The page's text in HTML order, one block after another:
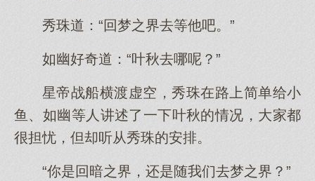
秀珠道：“回梦之界去等他吧。”
如幽好奇道：“叶秋去哪呢？”
星帝战船横渡虚空，秀珠在路上简单给小
鱼、如幽等人讲述了一下叶秋的情况，大家都
很担忧，但却听从秀珠的安排。
“你是回暗之界，还是随我们去梦之界？”